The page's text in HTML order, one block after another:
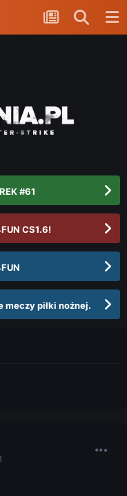
#61
CS1.6!
meczy piłki nożnej.